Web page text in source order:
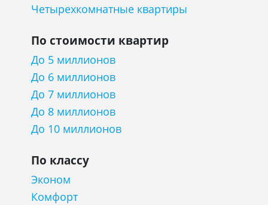
Четырехкомнатные квартиры
По стоимости квартир
До 5 миллионов
До 6 миллионов
До 7 миллионов
До 8 миллионов
До 10 миллионов
По классу
Эконом
Комфорт